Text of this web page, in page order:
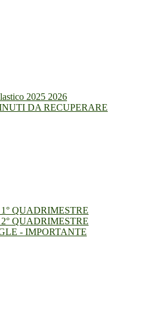
2025 2026
DA RECUPERARE
QUADRIMESTRE
QUADRIMESTRE
- IMPORTANTE